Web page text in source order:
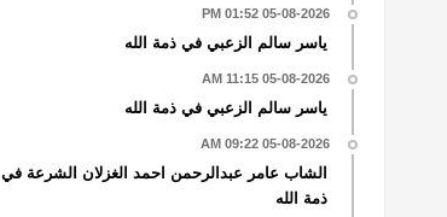
05-08-2026 01:52 PM
ياسر سالم الزعبي في ذمة الله
05-08-2026 11:15 AM
ياسر سالم الزعبي في ذمة الله
05-08-2026 09:22 AM
الشاب عامر عبدالرحمن احمد الغزلان الشرعة في
ذمة الله